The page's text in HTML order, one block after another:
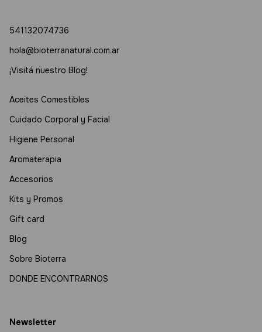
541132074736
hola@bioterranatural.com.ar
¡Visitá nuestro Blog!
Aceites Comestibles
Cuidado Corporal y Facial
Higiene Personal
Aromaterapia
Accesorios
Kits y Promos
Gift card
Blog
Sobre Bioterra
DONDE ENCONTRARNOS
Newsletter